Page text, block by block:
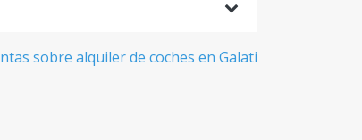
sobre alquiler de coches en Galati